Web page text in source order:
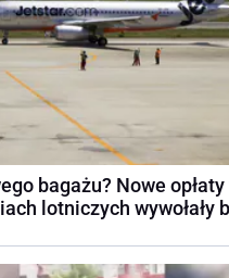
bagażu? Nowe opłaty
lotniczych wywołały